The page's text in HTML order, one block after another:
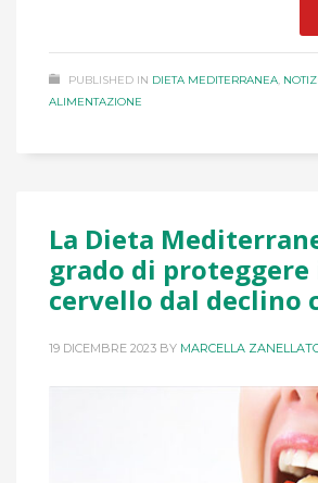
PUBLISHED IN DIETA MEDITERRANEA,
ALIMENTAZIONE
La Dieta
grado di proteggere
cervello dal declino
19 DICEMBRE 2023 BY MARCELLA